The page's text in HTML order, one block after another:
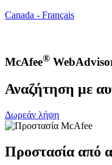
Canada - Français
McAfee®
Αναζήτηση με
Δωρεάν λήψη
Προστασία από